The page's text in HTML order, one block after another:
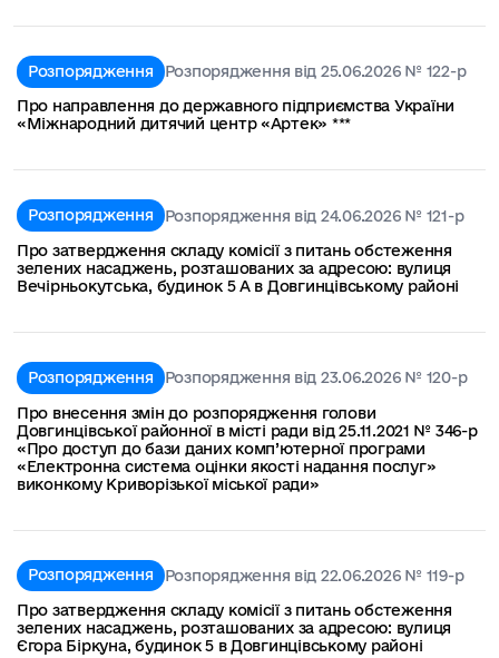
Розпорядження
Розпорядження від 25.06.2026 № 122-р
Про направлення до державного підприємства України
«Міжнародний дитячий центр «Артек» ***
Розпорядження
Розпорядження від 24.06.2026 № 121-р
Про затвердження складу комісії з питань обстеження
зелених насаджень, розташованих за адресою: вулиця
Вечірньокутська, будинок 5 А в Довгинцівському районі
Розпорядження
Розпорядження від 23.06.2026 № 120-р
Про внесення змін до розпорядження голови
Довгинцівської районної в місті ради від 25.11.2021 № 346-р
«Про доступ до бази даних комп’ютерної програми
«Електронна система оцінки якості надання послуг»
виконкому Криворізької міської ради»
Розпорядження
Розпорядження від 22.06.2026 № 119-р
Про затвердження складу комісії з питань обстеження
зелених насаджень, розташованих за адресою: вулиця
Єгора Біркуна, будинок 5 в Довгинцівському районі